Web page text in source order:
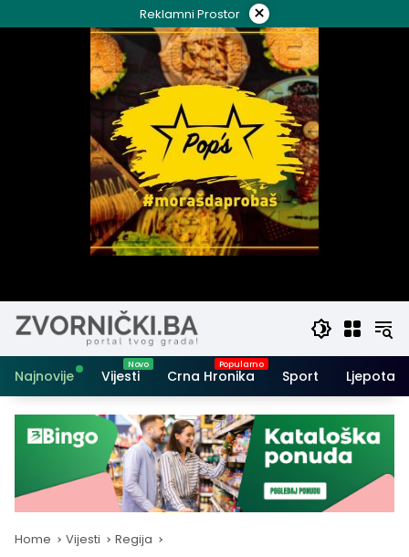
to
Reklamni Prostor ×
Najnovije Vijesti Crna Hronika Sport Ljepota i
Home Vijesti Regija